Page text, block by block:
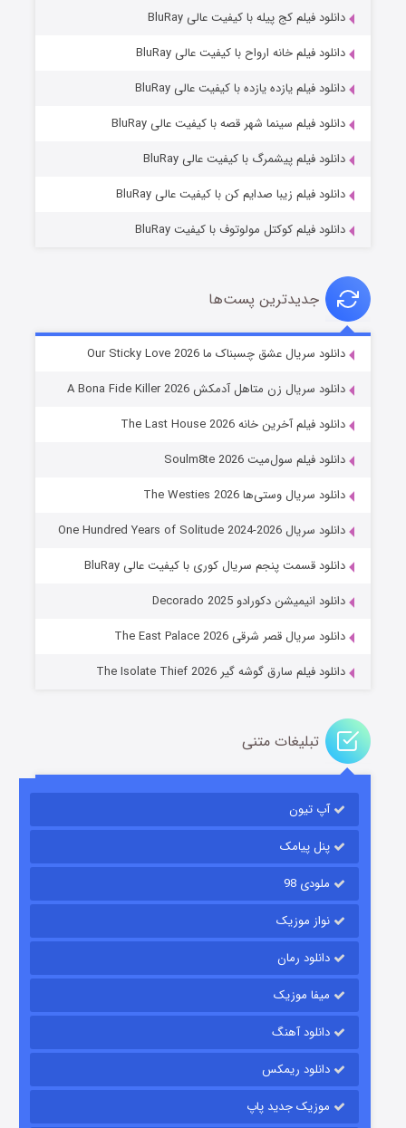
شوهر
عملیات آپارتمان
قسمت۲ (زیرنویس) منتشر شد
قسمت
دانلود فیلم کج‌ پیله با کیفیت عالی BluRay
دانلود فیلم خانه ارواح با کیفیت عالی BluRay
دانلود فیلم یازده یازده با کیفیت عالی BluRay
دانلود فیلم سینما شهر قصه با کیفیت عالی BluRay
دانلود فیلم پیشمرگ با کیفیت عالی BluRay
دانلود فیلم زیبا صدایم کن با کیفیت عالی BluRay
دانلود فیلم کوکتل مولوتوف با کیفیت BluRay
جدیدترین پست‌ها
دانلود سریال عشق چسبناک ما Our Sticky Love 2026
دانلود سریال زن متاهل آدمکش A Bona Fide Killer 2026
دانلود فیلم آخرین خانه The Last House 2026
دانلود فیلم سول‌میت Soulm8te 2026
دانلود سریال وستی‌ها The Westies 2026
دانلود سریال One Hundred Years of Solitude 2024-2026
دانلود قسمت پنجم سریال کوری با کیفیت عالی BluRay
دانلود انیمیشن دکورادو Decorado 2025
دانلود سریال قصر شرقی The East Palace 2026
دانلود فیلم سارق گوشه گیر The Isolate Thief 2026
تبلیغات متنی
آپ تیون
پنل پیامک
ملودی 98
نواز موزیک
دانلود رمان
میفا موزیک
دانلود آهنگ
دانلود ریمکس
موزیک جدید پاپ